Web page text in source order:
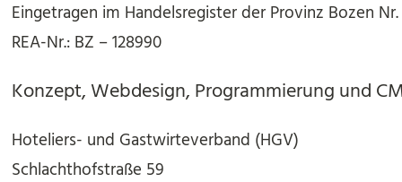
Eingetragen im Handelsregister der Provinz Bozen Nr.
REA-Nr.: BZ – 128990
Konzept, Webdesign, Programmierung und
Hoteliers- und Gastwirteverband (HGV)
Schlachthofstraße 59